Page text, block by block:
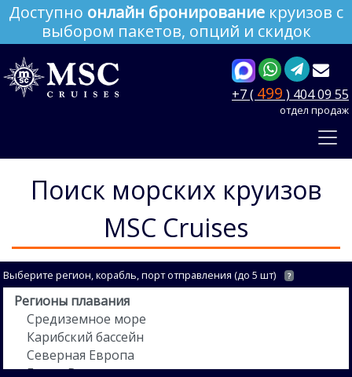
Доступно онлайн бронирование круизов с
выбором пакетов, опций и скидок
+7 ( 499 ) 404 09 55
отдел продаж
Поиск морских круизов
MSC Cruises
Выберите регион, корабль, порт отправления (до 5 шт) ?